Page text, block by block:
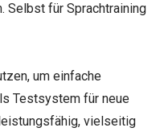
Selbst für Sprachtraining
um einfache
Testsystem für neue
vielseitig